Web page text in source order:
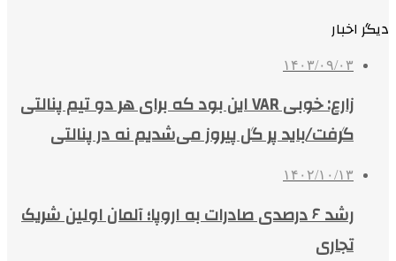
دیگر اخبار
۱۴۰۳/۰۹/۰۳
زارع: خوبی VAR این بود که برای هر دو تیم پنالتی
گرفت/باید پر گل پیروز می‌شدیم نه در پنالتی
۱۴۰۲/۱۰/۱۳
رشد ۶ درصدی صادرات به اروپا؛ آلمان اولین شریک
تجاری